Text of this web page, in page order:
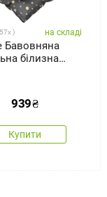
на складі
Бавовняна
білизна
939₴
Купити